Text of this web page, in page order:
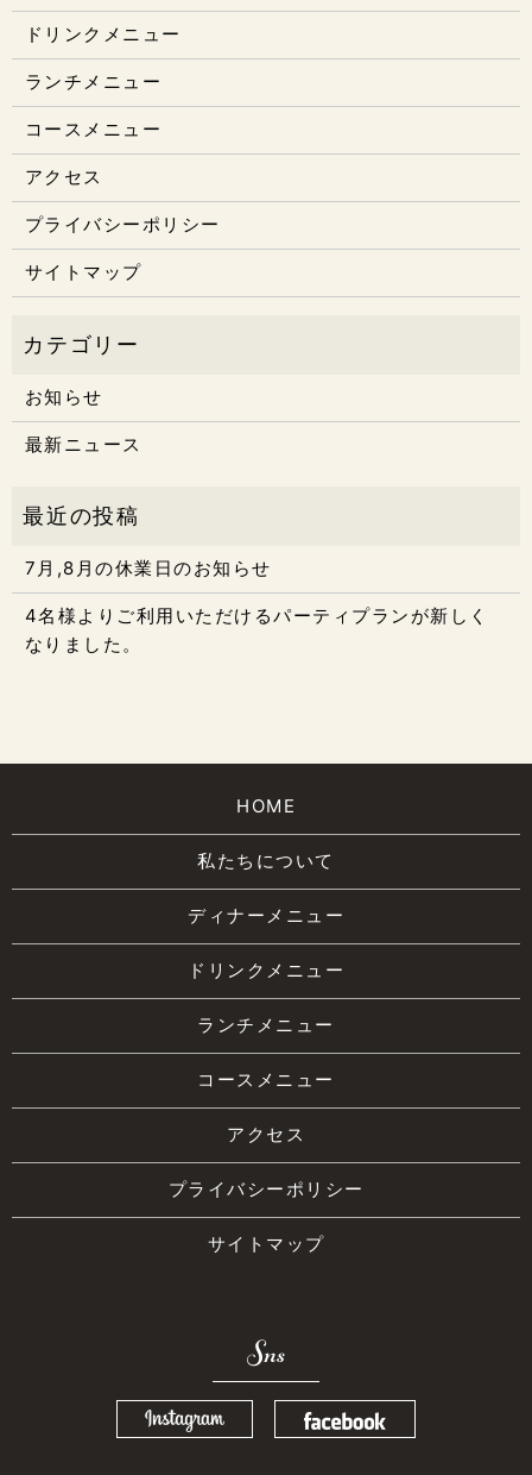
ドリンクメニュー
ランチメニュー
コースメニュー
アクセス
プライバシーポリシー
サイトマップ
お知らせ
最新ニュース
7月,8月の休業日のお知らせ
4名様よりご利用いただけるパーティプランが新しく
なりました。
HOME
私たちについて
ディナーメニュー
ドリンクメニュー
ランチメニュー
コースメニュー
アクセス
プライバシーポリシー
サイトマップ
Sns